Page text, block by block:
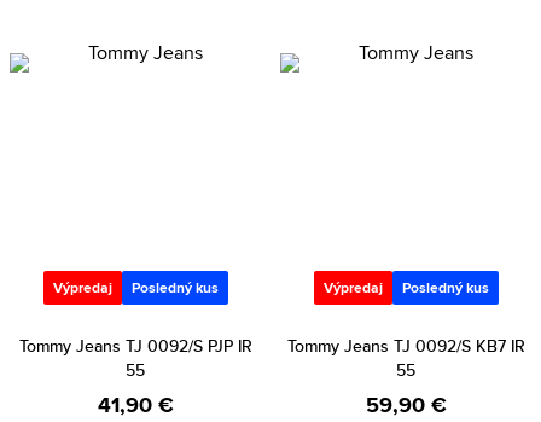
Výpredaj Posledný kus
Tommy Jeans TJ 0092/S PJP IR
55
41,90 €
Výpredaj Posledný kus
Tommy Jeans TJ 0092/S KB7 IR
55
59,90 €